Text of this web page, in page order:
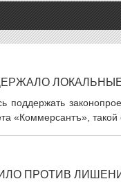
поддержать
«Коммерсантъ», такой
ПРОТИВ